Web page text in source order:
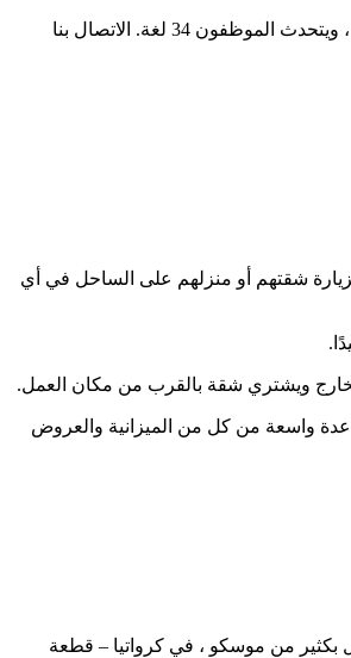
يعمل الوسيط الدولي ArendaLazur TM (Cofrance SARL) في سوق العقارات العالمي منذ أكثر من 12 عامًا. وتمتلك الشركة مكاتب تمثيلية في 117 دولة حول العالم ، ويتحدث الموظفون 34 لغة. الاتصال بنا
شقتهم أو منزلهم على الساحل في أي
ويشتري شقة بالقرب من مكان العمل.
واسعة من كل من الميزانية والعروض
بكثير من موسكو ، في كرواتيا – قطعة